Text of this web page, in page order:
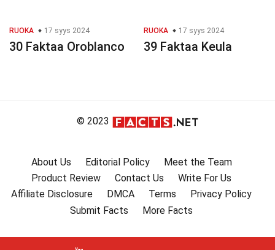
RUOKA 17 syys 2024
30 Faktaa Oroblanco
RUOKA 17 syys 2024
39 Faktaa Keula
© 2023
About Us Editorial Policy
Meet the Team
Product Review
Contact Us
Write For Us
Affiliate Disclosure
DMCA Terms
Privacy Policy
Submit Facts
More Facts